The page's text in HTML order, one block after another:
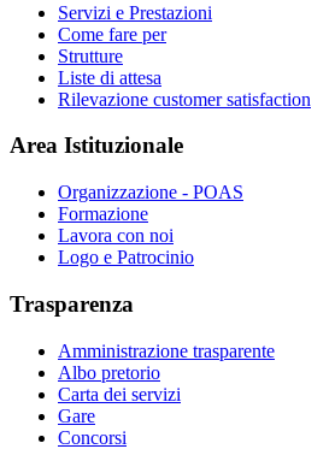
Servizi e Prestazioni
Come fare per
Strutture
Liste di attesa
Rilevazione customer satisfaction
Area Istituzionale
Organizzazione - POAS
Formazione
Lavora con noi
Logo e Patrocinio
Trasparenza
Amministrazione trasparente
Albo pretorio
Carta dei servizi
Gare
Concorsi